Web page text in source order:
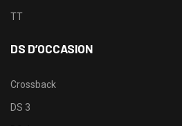
TT
DS D’OCCASION
Crossback
DS 3